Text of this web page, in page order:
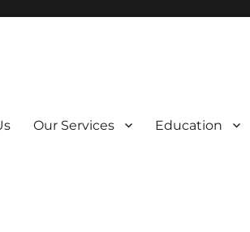
Our Services Education